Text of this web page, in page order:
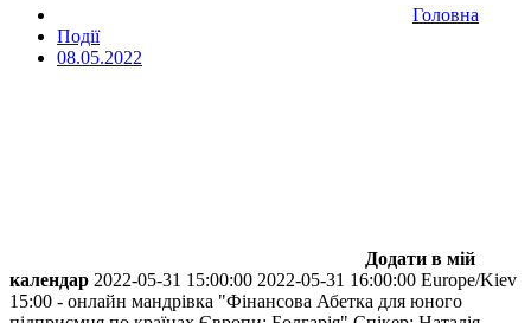
Головна
Події
08.05.2022
Додати в мій
календар 2022-05-31 15:00:00 2022-05-31 16:00:00 Europe/Kiev
15:00 - онлайн мандрівка "Фінансова Абетка для юного